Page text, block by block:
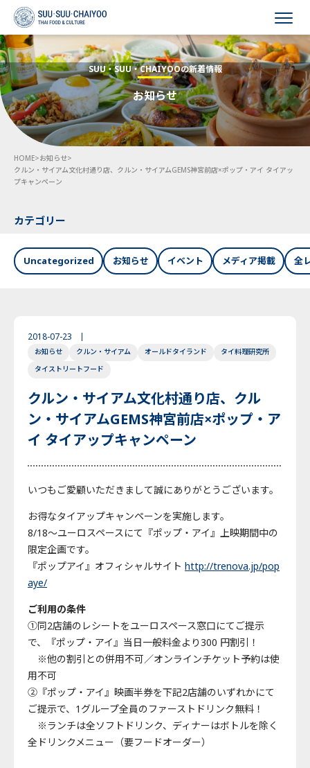
HOME
会社概要
事業内容
採用情報
お問い合わせ
English
SUU・SUU・CHAIYOOの新着情報
お知らせ
HOME>お知らせ>
クルン・サイアム文化村通り店、クルン・サイアムGEMS神宮前店×ポップ・アイ タイアッ
プキャンペーン
カテゴリー
Uncategorized お知らせ イベント メディア掲載 全
2018-07-23
お知らせ クルン・サイアム オールドタイランド
タイ料理研究所
タイストリートフード
クルン・サイアム文化村通り店、クル
ン・サイアムGEMS神宮前店×ポップ・ア
イ タイアップキャンペーン
いつもご愛顧いただきまして誠にありがとうございます。
お得なタイアップキャンペーンを実施します。
8/18～ユーロスペースにて『ポップ・アイ』上映期間中の
限定企画です。
『ポップアイ』オフィシャルサイト http://trenova.jp/pop
aye/
ご利用の条件
①同2店舗のレシートをユーロスペース窓口にてご提示
で、『ポップ・アイ』当日一般料金より300 円割引！
※他の割引との併用不可／オンラインチケット予約は使
用不可
②『ポップ・アイ』映画半券を下記2店舗のいずれかにて
ご提示で、1グループ全員のファーストドリンク無料！
※ランチは全ソフトドリンク、ディナーはボトルを除く
全ドリンクメニュー（要フードオーダー）